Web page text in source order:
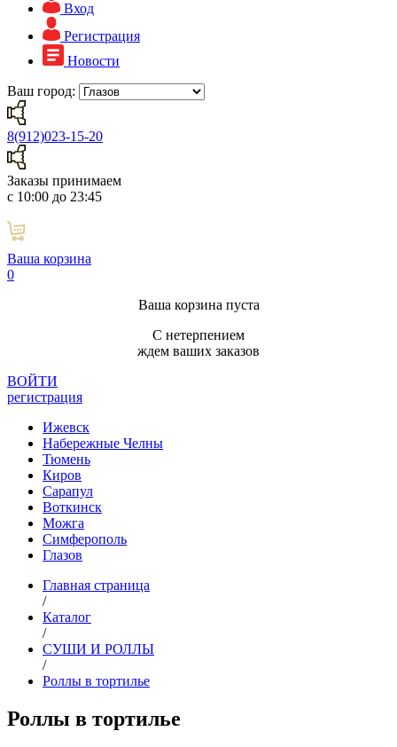
Вход
Регистрация
Новости
Ваш город:
8(912)023-15-20
Заказы принимаем
с 10:00 до 23:45
Ваша корзина
0
Ваша корзина пуста
С нетерпением
ждем ваших заказов
ВОЙТИ
регистрация
Ижевск
Набережные Челны
Тюмень
Киров
Сарапул
Воткинск
Можга
Симферополь
Глазов
Главная страница
/
Каталог
/
СУШИ И РОЛЛЫ
/
Роллы в тортилье
Роллы в тортилье